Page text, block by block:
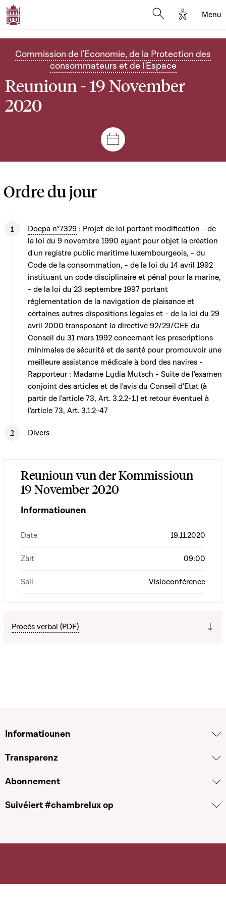
Options
Menu
Commission de l'Economie, de la Protection des
consommateurs et de l'Espace
Reunioun - 19 November
2020
Sëtzungen a Reuniounen
Ordre du jour
Docpa n°7329 : Projet de loi portant modification - de
la loi du 9 novembre 1990 ayant pour objet la création
d'un registre public maritime luxembourgeois, - du
Code de la consommation, - de la loi du 14 avril 1992
instituant un code disciplinaire et pénal pour la marine,
- de la loi du 23 septembre 1997 portant
réglementation de la navigation de plaisance et
certaines autres dispositions légales et - de la loi du 29
avril 2000 transposant la directive 92/29/CEE du
Conseil du 31 mars 1992 concernant les prescriptions
minimales de sécurité et de santé pour promouvoir une
meilleure assistance médicale à bord des navires -
Rapporteur : Madame Lydia Mutsch - Suite de l'examen
conjoint des articles et de l'avis du Conseil d'Etat (à
partir de l'article 73, Art. 3.2.2-1.) et retour éventuel à
l'article 73, Art. 3.1.2-47
Divers
Reunioun vun der Kommissioun -
19 November 2020
Informatiounen
Date 19.11.2020
Zäit 09:00
Sall Visioconférence
Procès verbal (PDF)
Informatiounen
Transparenz
Abonnement
Suivéiert #chambrelux op